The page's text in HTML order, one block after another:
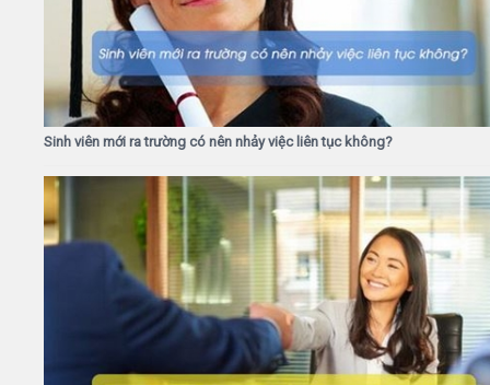
Sinh viên mới ra trường có nên nhảy việc liên tục không?